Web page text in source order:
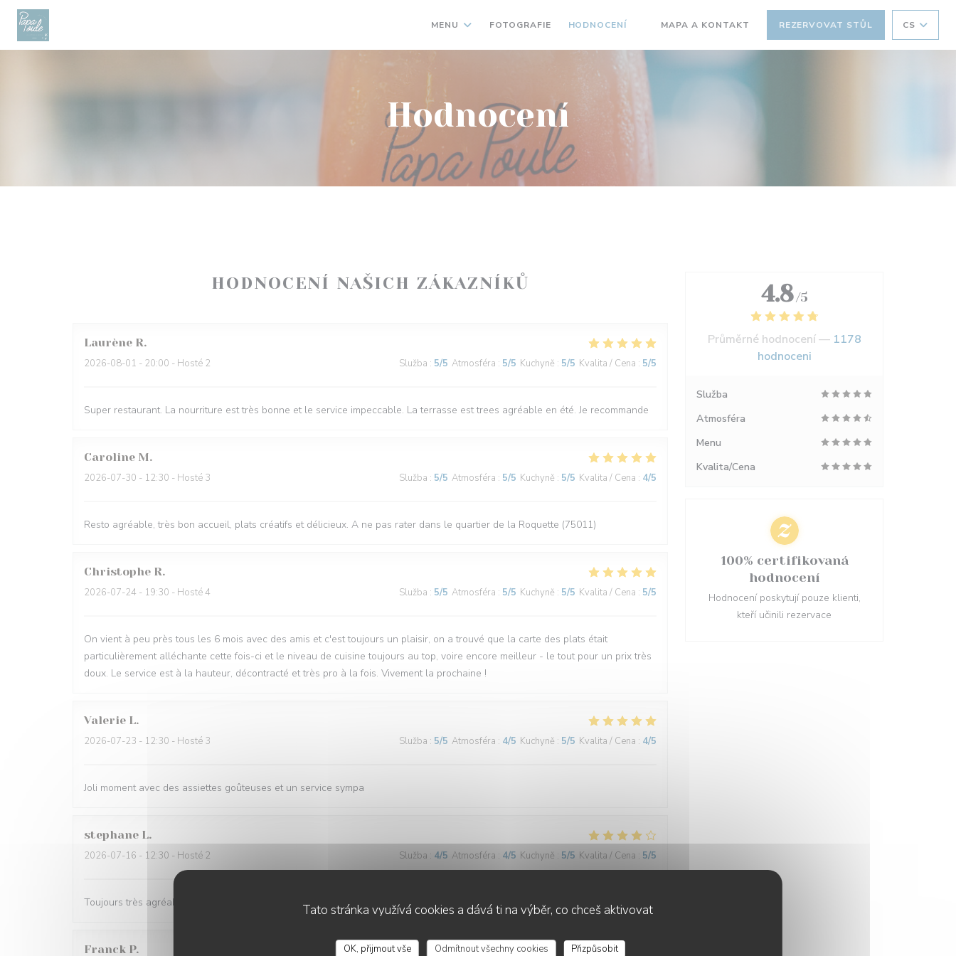
Panel pro správu cookies
Tato stránka využívá cookies a dává ti na výběr, co chceš aktivovat
OK, přijmout vše Odmítnout všechny cookies
Přizpůsobit
MENU FOTOGRAFIE HODNOCENÍ MAPA A KONTAKT REZERVOVAT STŮL CS
Hodnocení
HODNOCENÍ NAŠICH ZÁKAZNÍKŮ
Laurène R
2026-08-01 - 20:00 - Hosté 2 Služba : 5/5 Atmosféra : 5/5 Kuchyně : 5/5 Kvalita / Cena : 5/5
Super restaurant. La nourriture est très bonne et le service impeccable. La terrasse est trees agréable en été. Je recommande
Caroline M
2026-07-30 - 12:30 - Hosté 3 Služba : 5/5 Atmosféra : 5/5 Kuchyně : 5/5 Kvalita / Cena : 4/5
Resto agréable, très bon accueil, plats créatifs et délicieux. A ne pas rater dans le quartier de la Roquette (75011)
Christophe R
2026-07-24 - 19:30 - Hosté 4 Služba : 5/5 Atmosféra : 5/5 Kuchyně : 5/5 Kvalita / Cena : 5/5
On vient à peu près tous les 6 mois avec des amis et c'est toujours un plaisir, on a trouvé que la carte des plats était
particulièrement alléchante cette fois-ci et le niveau de cuisine toujours au top, voire encore meilleur - le tout pour un prix très
doux. Le service est à la hauteur, décontracté et très pro à la fois. Vivement la prochaine !
Valerie L
2026-07-23 - 12:30 - Hosté 3 Služba : 5/5 Atmosféra : 4/5 Kuchyně : 5/5 Kvalita / Cena : 4/5
Joli moment avec des assiettes goûteuses et un service sympa
stephane L
2026-07-16 - 12:30 - Hosté 2 Služba : 4/5 Atmosféra : 4/5 Kuchyně : 5/5 Kvalita / Cena : 5/5
Toujours très agréable et des plats recherchés et raffinés.
Franck P
4.8 /5
Průměrné hodnocení — 1178
hodnoceni
Služba
Atmosféra
Menu
Kvalita/Cena
100% certifikovaná
hodnocení
Hodnocení poskytují pouze klienti,
kteří učinili rezervace